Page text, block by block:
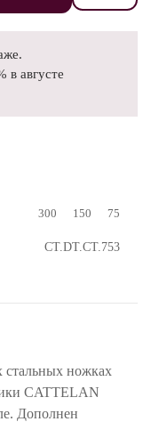
в августе
300 150 75
CT.DT.CT.753
стальных ножках
CATTELAN
Дополнен